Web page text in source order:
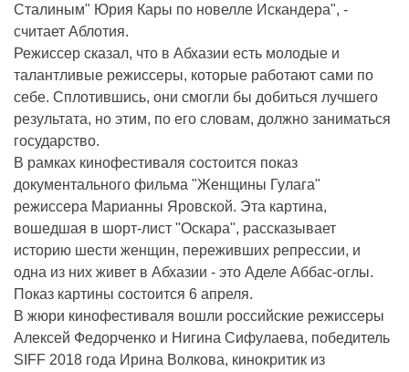
Сталиным" Юрия Кары по новелле Искандера", -
считает Аблотия.
Режиссер сказал, что в Абхазии есть молодые и
талантливые режиссеры, которые работают сами по
себе. Сплотившись, они смогли бы добиться лучшего
результата, но этим, по его словам, должно заниматься
государство.
В рамках кинофестиваля состоится показ
документального фильма "Женщины Гулага"
режиссера Марианны Яровской. Эта картина,
вошедшая в шорт-лист "Оскара", рассказывает
историю шести женщин, переживших репрессии, и
одна из них живет в Абхазии - это Аделе Аббас-оглы.
Показ картины состоится 6 апреля.
В жюри кинофестиваля вошли российские режиссеры
Алексей Федорченко и Нигина Сифулаева, победитель
SIFF 2018 года Ирина Волкова, кинокритик из